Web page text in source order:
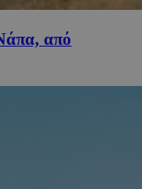
από